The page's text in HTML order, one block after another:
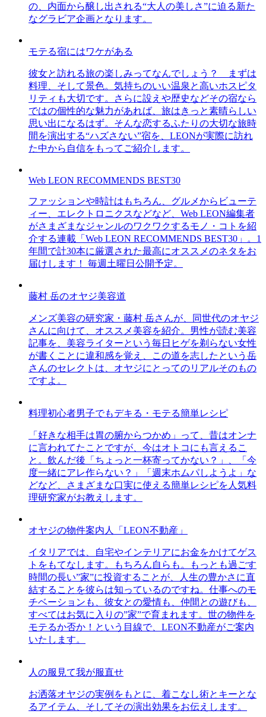
の、内面から醸し出される“大人の美しさ”に迫る新た
なグラビア企画となります。
モテる宿にはワケがある
彼女と訪れる旅の楽しみってなんでしょう？ まずは
料理、そして景色。気持ちのいい温泉と高いホスピタ
リティも大切です。さらに設えや歴史などその宿なら
ではの個性的な魅力があれば、旅はきっと素晴らしい
思い出になるはず。そんな恋するふたりの大切な旅時
間を演出する“ハズさない”宿を、LEONが実際に訪れ
た中から自信をもってご紹介します。
Web LEON RECOMMENDS BEST30
ファッションや時計はもちろん、グルメからビューテ
ィー、エレクトロニクスなどなど、Web LEON編集者
がさまざまなジャンルのワクワクするモノ・コトを紹
介する連載「Web LEON RECOMMENDS BEST30」。1
年間で計30本に厳選された最高にオススメのネタをお
届けします！ 毎週土曜日公開予定。
藤村 岳のオヤジ美容道
メンズ美容の研究家・藤村 岳さんが、同世代のオヤジ
さんに向けて、オススメ美容を紹介。男性が読む美容
記事を、美容ライターという毎日ヒゲを剃らない女性
が書くことに違和感を覚え、この道を志したという岳
さんのセレクトは、オヤジにとってのリアルそのもの
ですよ。
料理初心者男子でもデキる・モテる簡単レシピ
「好きな相手は胃の腑からつかめ」って、昔はオンナ
に言われてたことですが、今はオトコにも言えるこ
と。飲んだ後「ちょっと一杯寄ってかない？」、「今
度一緒にアレ作らない？」「週末ホムパしようよ」な
どなど、さまざまな口実に使える簡単レシピを人気料
理研究家がお教えします。
オヤジの物件案内人「LEON不動産」
イタリアでは、自宅やインテリアにお金をかけてゲス
トをもてなします。もちろん自らも。もっとも過ごす
時間の長い”家”に投資することが、人生の豊かさに直
結することを彼らは知っているのですね。仕事へのモ
チベーションも、彼女との愛情も、仲間との遊びも、
すべてはお気に入りの”家”で育まれます。世の物件を
モテるか否か！という目線で、LEON不動産がご案内
いたします。
人の服見て我が服直せ
お洒落オヤジの実例をもとに、着こなし術とキーとな
るアイテム、そしてその演出効果をお伝えします。